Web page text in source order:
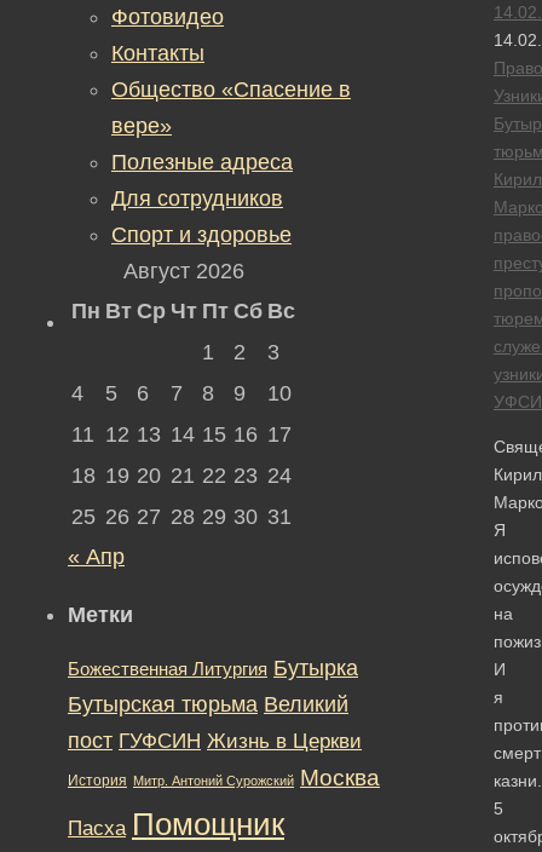
Я
на
И
я
казни.
5
Фотовидео
Контакты
Общество «Спасение в
вере»
Полезные адреса
Для сотрудников
Спорт и здоровье
Август 2026
Пн Вт Ср Чт Пт Сб Вс
1
2
3
4
5 6 7 8 9
10
11 12 13 14 15 16 17
18 19 20 21 22 23 24
25 26 27 28 29 30 31
« Апр
Метки
Божественная Литургия Бутырка
Бутырская тюрьма Великий
пост ГУФСИН Жизнь в Церкви
История Митр. Антоний Сурожский Москва
Пасха Помощник